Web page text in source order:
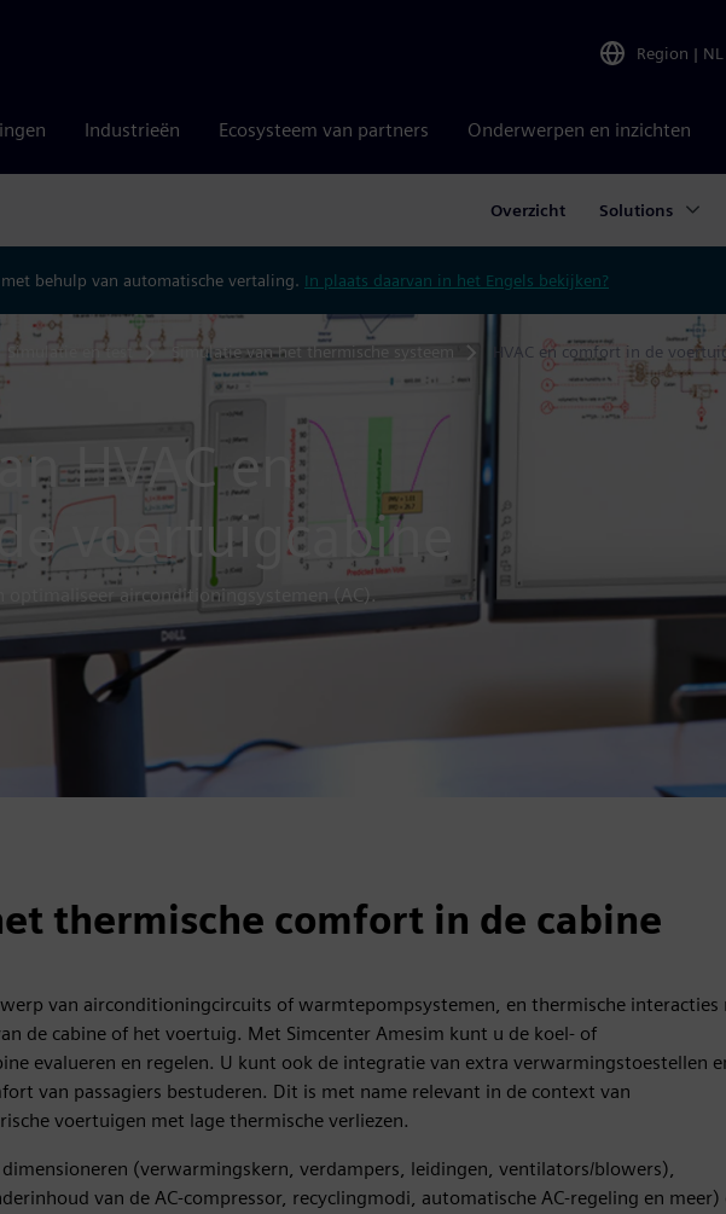
Region | NL
Industrieën Ecosysteem van partners Onderwerpen en inzichten
Overzicht Solutions
behulp van automatische vertaling. In plaats daarvan in het Engels bekijken?
Simulatie en test Simulatie van het thermische systeem HVAC en comfort in de
HVAC en
voertuigcabine
optimaliseer airconditioningsystemen (AC).
thermische comfort in de cabine
van airconditioningcircuits of warmtepompsystemen, en thermische interacties
de cabine of het voertuig. Met Simcenter Amesim kunt u de koel- of
evalueren en regelen. U kunt ook de integratie van extra verwarmingstoestellen
van passagiers bestuderen. Dit is met name relevant in de context van
voertuigen met lage thermische verliezen.
(verwarmingskern, verdampers, leidingen, ventilators/blowers),
van de AC-compressor, recyclingmodi, automatische AC-regeling en meer)